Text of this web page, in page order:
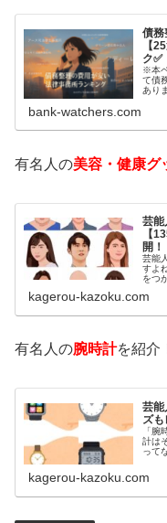
債務
【
ク✅
※本
て債
あり
bank-watchers.com
有名人の美容・健康グ
芸能
【
開！
芸能
すよ
をつ
いる
kagerou-kazoku.com
有名人の腕時計を紹介
芸能
ズ
「腕
計は
って
kagerou-kazoku.com